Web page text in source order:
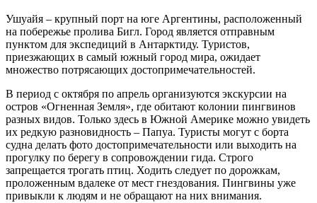
Ушуайя – крупный порт на юге Аргентины, расположенный
на побережье пролива Бигл. Город является отправным
пунктом для экспедиций в Антарктиду. Туристов,
приезжающих в самый южный город мира, ожидает
множество потрясающих достопримечательностей.
В период с октября по апрель организуются экскурсии на
остров «Огненная Земля», где обитают колонии пингвинов
разных видов. Только здесь в Южной Америке можно увидеть
их редкую разновидность – Папуа. Туристы могут с борта
судна делать фото достопримечательности или выходить на
прогулку по берегу в сопровождении гида. Строго
запрещается трогать птиц. Ходить следует по дорожкам,
проложенным вдалеке от мест гнездования. Пингвины уже
привыкли к людям и не обращают на них внимания.